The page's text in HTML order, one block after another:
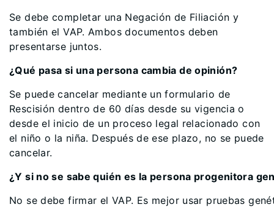
Se debe completar una Negación de Filiación y
también el VAP. Ambos documentos deben
presentarse juntos.
¿Qué pasa si una persona cambia de opinión?
Se puede cancelar mediante un formulario de
Rescisión dentro de 60 días desde su vigencia o
desde el inicio de un proceso legal relacionado con
el niño o la niña. Después de ese plazo, no se puede
cancelar.
¿Y si no se sabe quién es la persona progenitora
No se debe firmar el VAP. Es mejor usar pruebas